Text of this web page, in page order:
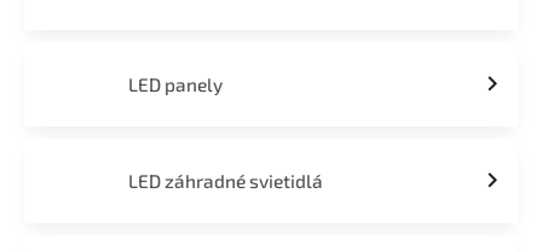
LED panely
LED záhradné svietidlá